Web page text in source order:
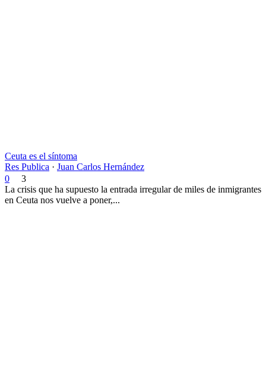
Ceuta es el síntoma
Res Publica · Juan Carlos Hernández
0
3
La crisis que ha supuesto la entrada irregular de miles de inmigrantes
en Ceuta nos vuelve a poner,...